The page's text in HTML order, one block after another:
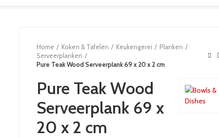
Home Koken & Tafelen Keukengerei
Planken
Serveerplanken
Pure Teak Wood Serveerplank 69 x 20 x 2 cm
Pure Teak Wood
Serveerplank 69 x
20 x 2 cm